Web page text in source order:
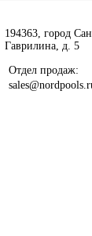
194363, город
Гаврилина, д. 5
Отдел продаж: